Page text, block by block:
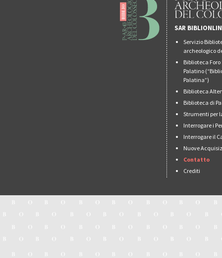
SAR
Servizio
archeologico
Biblioteca
Palatino
Palatina”)
Biblioteca
Biblioteca di
Strumenti per
Interrogare i
Interrogare il
Nuove
Contatto
Crediti